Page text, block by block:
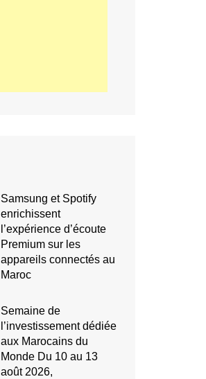
Samsung et Spotify
enrichissent
l’expérience d’écoute
Premium sur les
appareils connectés au
Maroc
Semaine de
l’investissement dédiée
aux Marocains du
Monde Du 10 au 13
août 2026,